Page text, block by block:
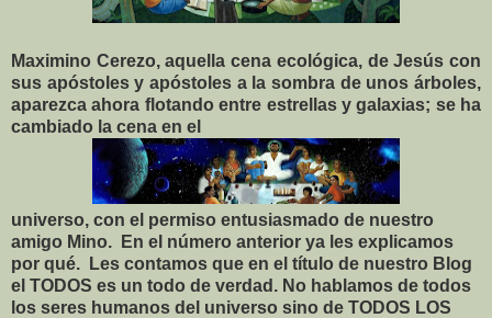
Maximino Cerezo, aquella cena ecológica, de Jesús con
sus apóstoles y apóstoles a la sombra de unos árboles,
aparezca ahora flotando entre estrellas y galaxias; se ha
cambiado la cena en el
universo, con el permiso entusiasmado de nuestro
amigo Mino.
En el número anterior ya les explicamos
por qué.
Les contamos que en el título de nuestro Blog
el TODOS es un todo de verdad. No hablamos de todos
los seres humanos del universo sino de TODOS LOS